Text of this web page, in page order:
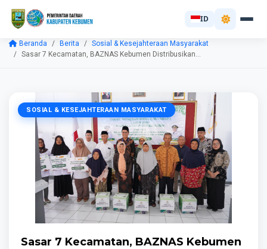
ID
Beranda Berita
Sosial & Kesejahteraan Masyarakat
Sasar 7 Kecamatan, BAZNAS Kebumen Distribusikan...
SOSIAL & KESEJAHTERAAN MASYARAKAT
Sasar 7 Kecamatan, BAZNAS Kebumen